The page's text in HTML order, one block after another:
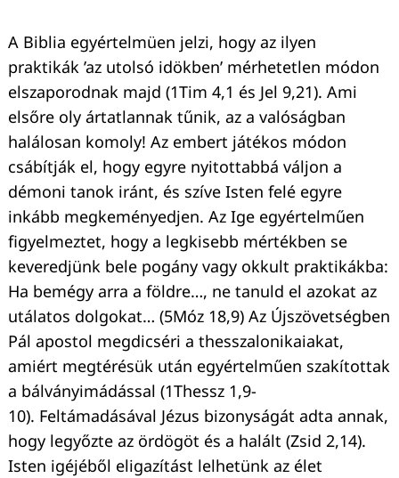
A Biblia egyértelmüen jelzi, hogy az ilyen
praktikák ’az utolsó idökben’ mérhetetlen módon
elszaporodnak majd (1Tim 4,1 és Jel 9,21). Ami
elsőre oly ártatlannak tűnik, az a valóságban
halálosan komoly! Az embert játékos módon
csábítják el, hogy egyre nyitottabbá váljon a
démoni tanok iránt, és szíve Isten felé egyre
inkább megkeményedjen. Az Ige egyértelműen
figyelmeztet, hogy a legkisebb mértékben se
keveredjünk bele pogány vagy okkult praktikákba:
Ha bemégy arra a földre…, ne tanuld el azokat az
utálatos dolgokat… (5Móz 18,9) Az Újszövetségben
Pál apostol megdicséri a thesszalonikaiakat,
amiért megtérésük után egyértelműen szakítottak
a bálványimádással (1Thessz 1,9-
10). Feltámadásával Jézus bizonyságát adta annak,
hogy legyőzte az ördögöt és a halált (Zsid 2,14).
Isten igéjéből eligazítást lelhetünk az élet